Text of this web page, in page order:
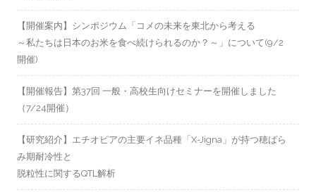
【開催案内】シンポジウム「コメの未来を東北から考える
～私たちは日本のお米を食べ続けられるのか？～」について(9/2
開催)
【開催報告】第37回 一般・高校生向けセミナーを開催しました
（7/24開催）
【研究紹介】エチオピアの主要イネ品種「X-Jigna」が持つ穂ばら
み期耐冷性と
脱粒性に関するQTL解析